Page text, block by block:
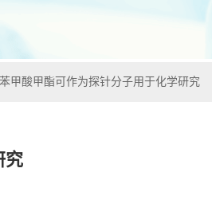
甲酸甲酯可作为探针分子用于化学研究
究